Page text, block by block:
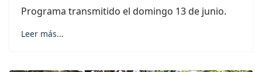
Programa transmitido el domingo 13 de junio.
Leer más...